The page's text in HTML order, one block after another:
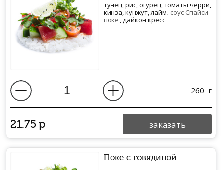
тунец, рис, огурец, томаты черри,
кинза, кунжут, лайм, соус Спайси
поке , дайкон кресс
260 г
21.75р заказать
Поке с говядиной